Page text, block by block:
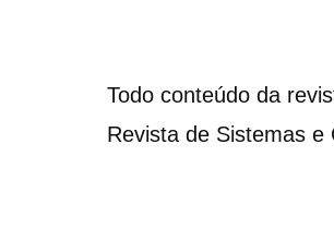
Todo conteúdo da
Revista de Sistemas e